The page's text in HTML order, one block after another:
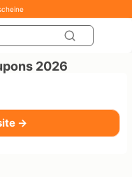
2026
→